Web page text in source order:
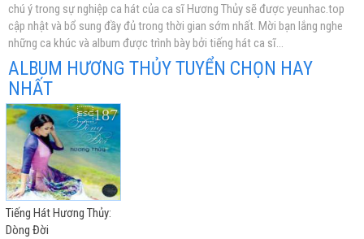
chú ý trong sự nghiệp ca hát của ca sĩ Hương Thủy sẽ được yeunhac.top
cập nhật và bổ sung đầy đủ trong thời gian sớm nhất. Mời bạn lắng nghe
những ca khúc và album được trình bày bởi tiếng hát ca sĩ...
ALBUM HƯƠNG THỦY TUYỂN CHỌN HAY
NHẤT
Tiếng Hát Hương Thủy:
Dòng Đời